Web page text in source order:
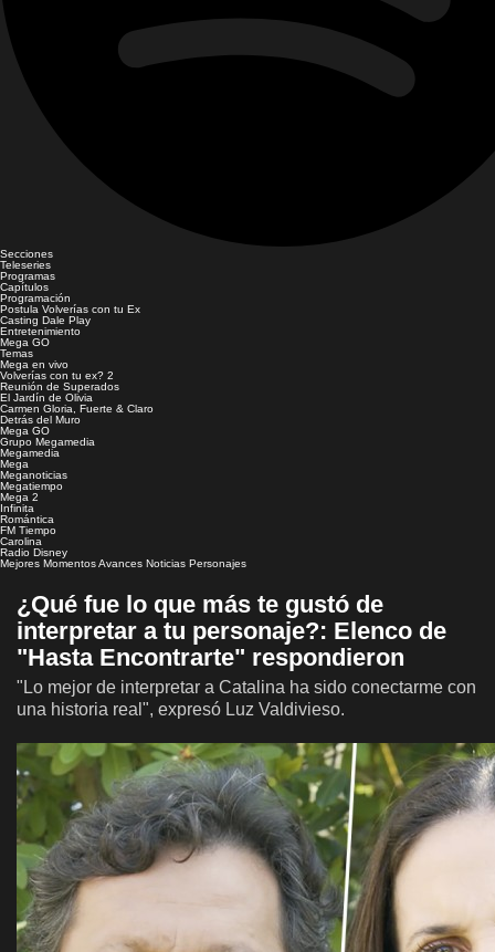
Secciones
Teleseries
Programas
Capítulos
Programación
Postula Volverías con tu Ex
Casting Dale Play
Entretenimiento
Mega GO
Temas
Mega en vivo
Volverías con tu ex? 2
Reunión de Superados
El Jardín de Olivia
Carmen Gloria, Fuerte & Claro
Detrás del Muro
Mega GO
Grupo Megamedia
Megamedia
Mega
Meganoticias
Megatiempo
Mega 2
Infinita
Romántica
FM Tiempo
Carolina
Radio Disney
Mejores MomentosAvances Noticias Personajes
¿Qué fue lo que más te gustó de
interpretar a tu personaje?: Elenco de
"Hasta Encontrarte" respondieron
"Lo mejor de interpretar a Catalina ha sido conectarme con
una historia real", expresó Luz Valdivieso.